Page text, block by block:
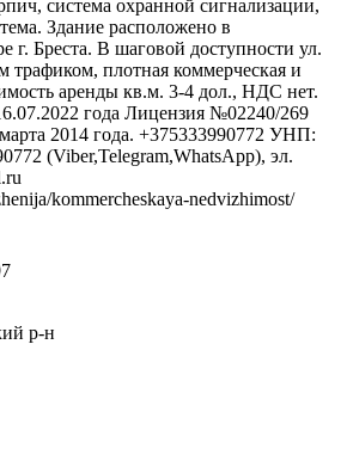
система охранной сигнализации,
Здание расположено в
г. Бреста. В шаговой доступности ул.
трафиком, плотная коммерческая и
аренды кв.м. 3-4 дол., НДС нет.
года Лицензия №02240/269
2014 года. +375333990772 УНП:
(Viber,Telegram,WhatsApp), эл.
kommercheskaya-nedvizhimost/
р-н